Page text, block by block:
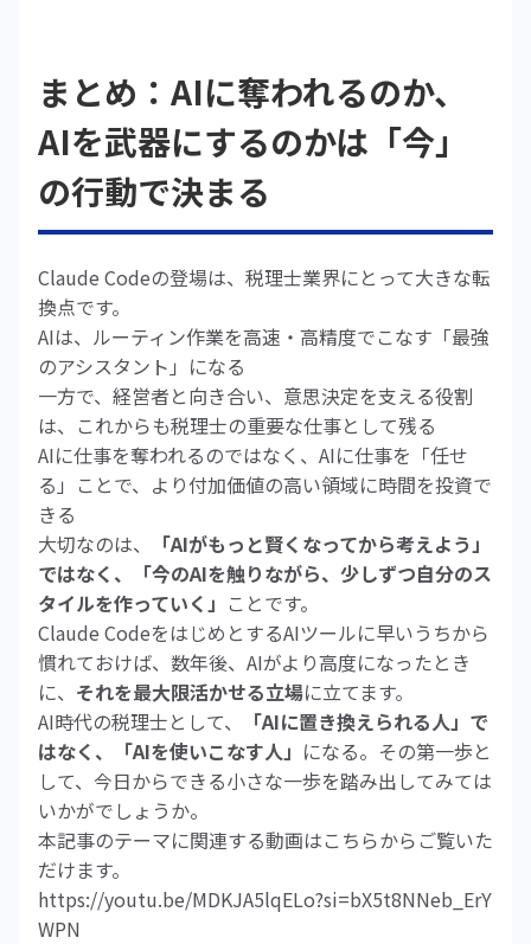
まとめ：AIに奪われるのか、
AIを武器にするのかは「今」
の行動で決まる
Claude Codeの登場は、税理士業界にとって大きな転
換点です。
AIは、ルーティン作業を高速・高精度でこなす「最強
のアシスタント」になる
一方で、経営者と向き合い、意思決定を支える役割
は、これからも税理士の重要な仕事として残る
AIに仕事を奪われるのではなく、AIに仕事を「任せ
る」ことで、より付加価値の高い領域に時間を投資で
きる
大切なのは、
「AIがもっと賢くなってから考えよう」
ではなく、「今のAIを触りながら、少しずつ自分のス
タイルを作っていく」 ことです。
Claude CodeをはじめとするAIツールに早いうちから
慣れておけば、数年後、AIがより高度になったとき
に、 それを最大限活かせる立場に立てます。
AI時代の税理士として、
「AIに置き換えられる人」で
はなく、「AIを使いこなす人」 になる。その第一歩と
して、今日からできる小さな一歩を踏み出してみては
いかがでしょうか。
本記事のテーマに関連する動画はこちらからご覧いた
だけます。
https://youtu.be/MDKJA5lqELo?si=bX5t8NNeb_ErY
WPN